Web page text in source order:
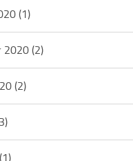
(1)
2020(2)
(2)
(1)